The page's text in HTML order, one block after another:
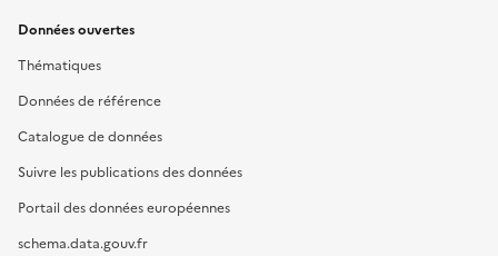
Données ouvertes
Thématiques
Données de référence
Catalogue de données
Suivre les publications des données
Portail des données européennes
schema.data.gouv.fr